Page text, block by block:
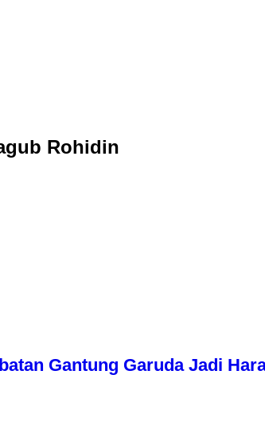
Rohidin
Gantung Garuda Jadi